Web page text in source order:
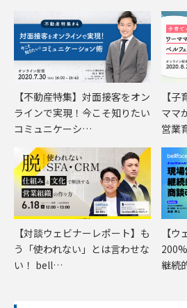
【不動産特集】対面接客をオン
ラインで実現！今こそ知りたい
コミュニケーシ…
【
ママ
営業
【対談ウェビナーレポート】も
う「使われない」とは言わせな
い！ bell…
【
継続